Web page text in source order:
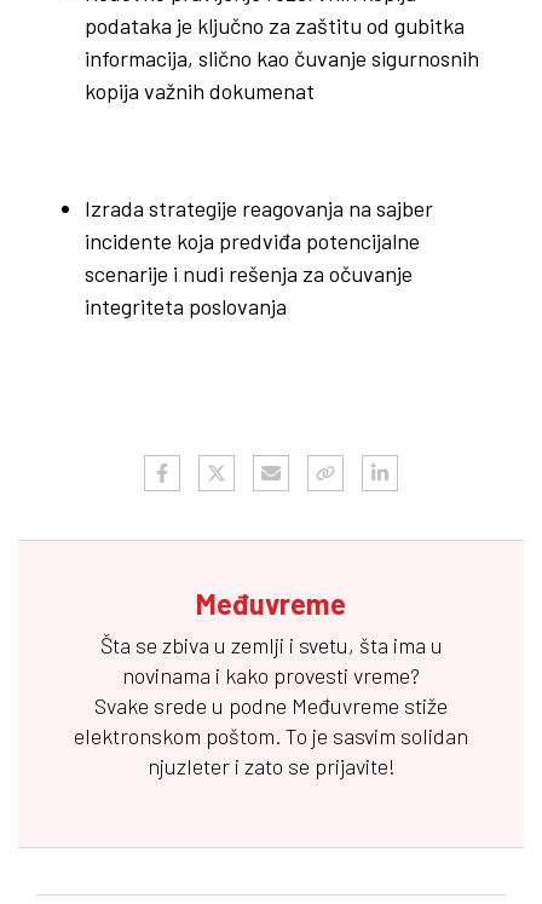
podataka je ključno za zaštitu od gubitka
informacija, slično kao čuvanje sigurnosnih
kopija važnih dokumenat
Izrada strategije reagovanja na sajber
incidente koja predviđa potencijalne
scenarije i nudi rešenja za očuvanje
integriteta poslovanja
Međuvreme
Šta se zbiva u zemlji i svetu, šta ima u
novinama i kako provesti vreme?
Svake srede u podne Međuvreme stiže
elektronskom poštom. To je sasvim solidan
njuzleter i zato se prijavite!